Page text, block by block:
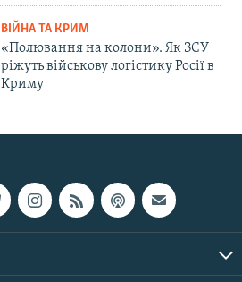
ВІЙНА ТА КРИМ
«Полювання на колони». Як ЗСУ
ріжуть військову логістику Росії в
Криму